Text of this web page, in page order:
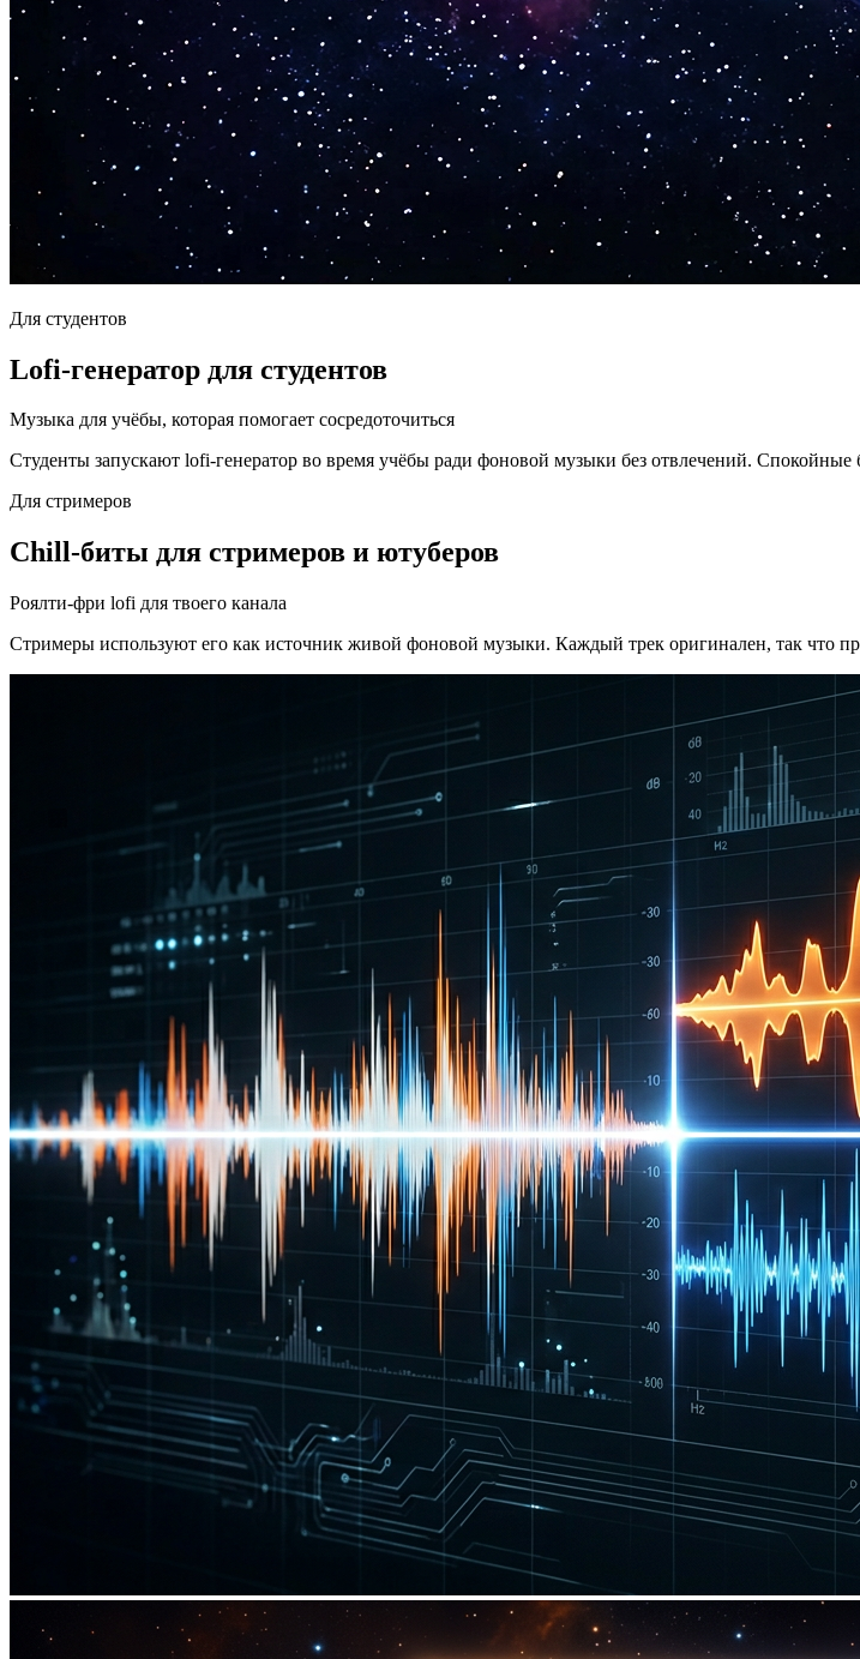
Для студентов
Lofi-генератор для студентов
Музыка для учёбы, которая помогает сосредоточиться
Студенты запускают lofi-генератор во время учёбы ради фоновой музыки без отвлечений. Спокойные
Для стримеров
Chill-биты для стримеров и ютуберов
Роялти-фри lofi для твоего канала
Стримеры используют его как источник живой фоновой музыки. Каждый трек оригинален, так что